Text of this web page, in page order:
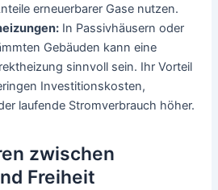
erneuerbarer Gase nutzen.
In Passivhäusern oder
Gebäuden kann eine
sinnvoll sein. Ihr Vorteil
Investitionskosten,
laufende Stromverbrauch höher.
zwischen
Freiheit